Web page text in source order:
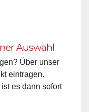
Auswahl
Über unser
eintragen.
es dann sofort